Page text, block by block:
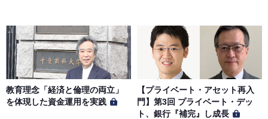
教育理念「経済と倫理の両立」
を体現した資金運用を実践
【プライベート・アセット再入
門】第3回 プライベート・デッ
ト、銀行『補完』し成長